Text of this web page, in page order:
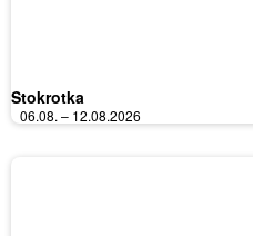
Stokrotka
06.08. – 12.08.2026